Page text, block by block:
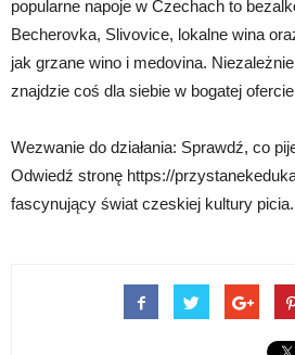
popularne napoje w Czechach to
Becherovka, Slivovice, lokalne wina
jak grzane wino i medovina.
znajdzie coś dla siebie w bogatej
Wezwanie do działania: Sprawdź, co
Odwiedź stronę https://
fascynujący świat czeskiej kultury picia.